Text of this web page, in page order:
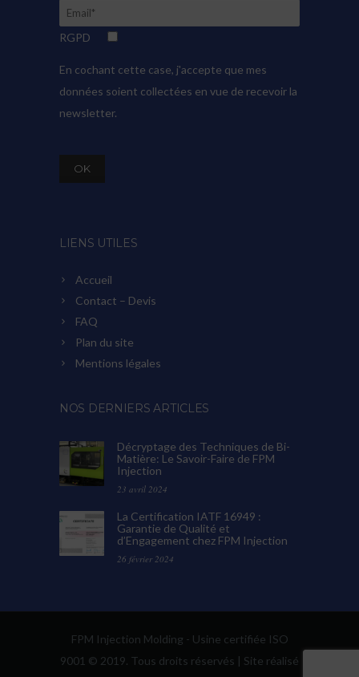
RGPD
En cochant cette case, j'accepte que mes
données soient collectées en vue de recevoir la
newsletter.
LIENS UTILES
Accueil
Contact – Devis
FAQ
Plan du site
Mentions légales
NOS DERNIERS ARTICLES
Décryptage des Techniques de Bi-
Matière: Le Savoir-Faire de FPM
Injection
23 avril 2024
La Certification IATF 16949 :
Garantie de Qualité et
d’Engagement chez FPM Injection
26 février 2024
FPM Injection Molding - Usine certifiée ISO
9001 © 2019. Tous droits réservés | Site réalisé